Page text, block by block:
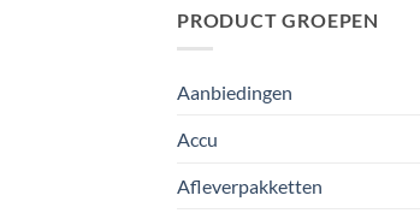
PRODUCT GROEPEN
Aanbiedingen
Accu
Afleverpakketten